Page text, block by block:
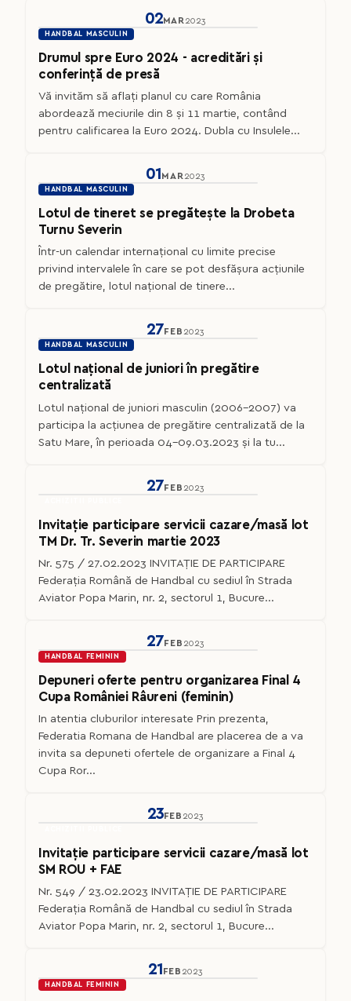
02MAR 2023
HANDBAL MASCULIN
Drumul spre Euro 2024 - acreditări și
conferință de presă
Vă invităm să aflați planul cu care România
abordează meciurile din 8 și 11 martie, contând
pentru calificarea la Euro 2024. Dubla cu Insulele...
01 MAR2023
HANDBAL MASCULIN
Lotul de tineret se pregătește la Drobeta
Turnu Severin
Într-un calendar internațional cu limite precise
privind intervalele în care se pot desfășura acțiunile
de pregătire, lotul național de tinere...
27FEB2023
HANDBAL MASCULIN
Lotul național de juniori în pregătire
centralizată
Lotul național de juniori masculin (2006-2007) va
participa la acțiunea de pregătire centralizată de la
Satu Mare, în perioada 04-09.03.2023 și la tu...
27FEB 2023
Invitație participare servicii cazare/masă lot
TM Dr. Tr. Severin martie 2023
Nr. 575 / 27.02.2023 INVITAȚIE DE PARTICIPARE
Federaţia Română de Handbal cu sediul în Strada
Aviator Popa Marin, nr. 2, sectorul 1, Bucure...
27FEB 2023
HANDBAL FEMININ
Depuneri oferte pentru organizarea Final 4
Cupa României Râureni (feminin)
In atentia cluburilor interesate Prin prezenta,
Federatia Romana de Handbal are placerea de a va
invita sa depuneti ofertele de organizare a Final 4
Cupa Ror...
23FEB 2023
Invitație participare servicii cazare/masă lot
SM ROU + FAE
Nr. 549 / 23.02.2023 INVITAȚIE DE PARTICIPARE
Federaţia Română de Handbal cu sediul în Strada
Aviator Popa Marin, nr. 2, sectorul 1, Bucure...
21 FEB 2023
HANDBAL FEMININ